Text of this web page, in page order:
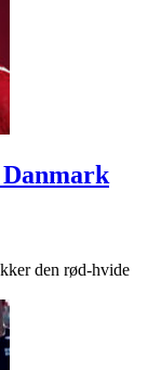
den rød-hvide